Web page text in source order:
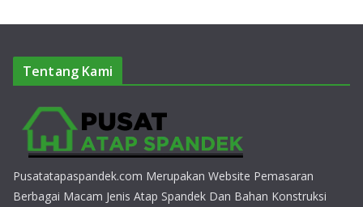
Tentang Kami
Pusatatapaspandek.com Merupakan Website Pemasaran
Berbagai Macam Jenis Atap Spandek Dan Bahan Konstruksi